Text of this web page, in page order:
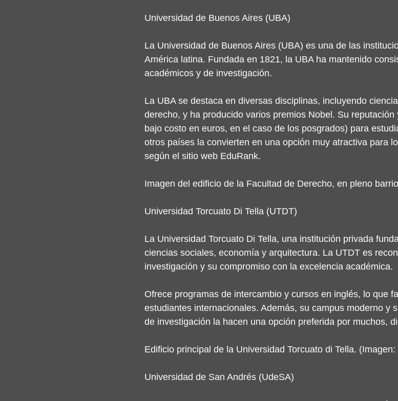
Universidad de Buenos Aires (UBA)
La Universidad de Buenos Aires (UBA) es una de las
América latina. Fundada en 1821, la UBA ha mantenido
académicos y de investigación.
La UBA se destaca en diversas disciplinas, incluyendo
derecho, y ha producido varios premios Nobel. Su
bajo costo en euros, en el caso de los posgrados) para
otros países la convierten en una opción muy atractiva para
según el sitio web EduRank.
Imagen del edificio de la Facultad de Derecho, en pleno
Universidad Torcuato Di Tella (UTDT)
La Universidad Torcuato Di Tella, una institución privada
ciencias sociales, economía y arquitectura. La UTDT es
investigación y su compromiso con la excelencia académica.
Ofrece programas de intercambio y cursos en inglés, lo que
estudiantes internacionales. Además, su campus moderno y
de investigación la hacen una opción preferida por muchos,
Edificio principal de la Universidad Torcuato di Tella.
Universidad de San Andrés (UdeSA)